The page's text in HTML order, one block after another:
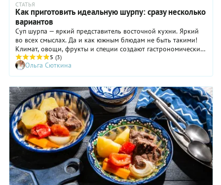
СТАТЬЯ
Как приготовить идеальную шурпу: сразу несколько
вариантов
Суп шурпа — яркий представитель восточной кухни. Яркий
во всех смыслах. Да и как южным блюдам не быть такими!
Климат, овощи, фрукты и специи создают гастрономические
шедевры, без которых сложно представить культуру этого
региона. И шурпа в этом смысле не только рецепт, но и
традиция. Как всегда, все по порядку.
5 (3)
Ольга Сюткина